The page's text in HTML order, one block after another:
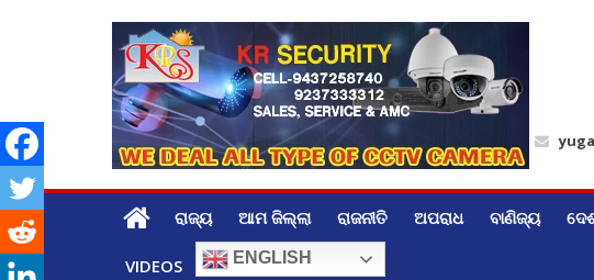
ରାଜ୍ୟ ଆମ ଜିଲ୍ଲା ରାଜନୀତି ଅପରାଧ ବାଣିଜ୍ୟ
VIDEOS ENGLISH